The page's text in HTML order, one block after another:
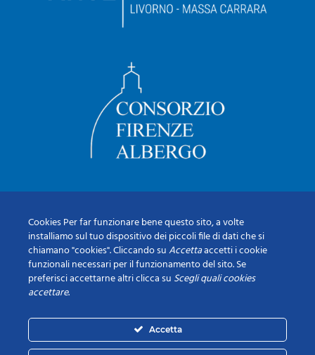
Cookies Per far funzionare bene questo sito, a volte
installiamo sul tuo dispositivo dei piccoli file di dati che si
chiamano "cookies". Cliccando suAccettaaccetti i cookie
funzionali necessari per il funzionamento del sito. Se
preferisci accettarne altri clicca su Scegli quali cookies
accettare.
Accetta